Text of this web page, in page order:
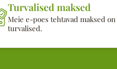
Turvalised maksed
Meie e-poes tehtavad maksed on
turvalised.